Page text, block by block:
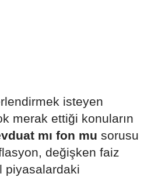
isteyen
merak ettiği konuların
mı fon mu sorusu
değişken faiz
piyasalardaki